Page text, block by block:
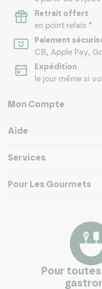
Retrait offert
en point relais *
Paiement
CB, Apple Pay,
Expédition
le jour même si
Mon Compte
Aide
Services
Pour Les Gourmets
Pour